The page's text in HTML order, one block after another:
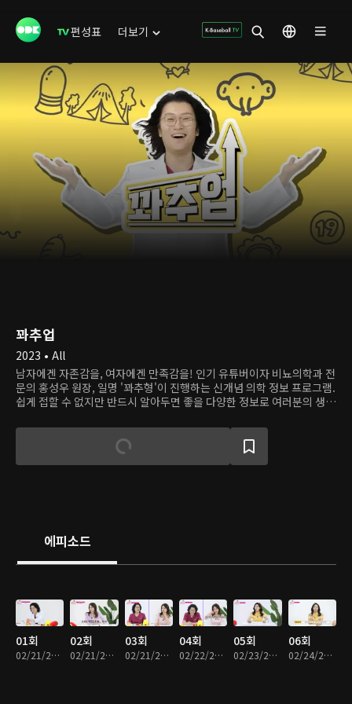
편성표 더보기
꽈추업
2023 • All
남자에겐 자존감을, 여자에겐 만족감을! 인기 유튜버이자 비뇨의학과 전
문의 홍성우 원장, 일명 '꽈추형'이 진행하는 신개념 의학 정보 프로그램.
쉽게 접할 수 없지만 반드시 알아두면 좋을 다양한 정보로 여러분의 생활
에피소드
01회
02/21/2023 • 14분
02회
02/21/2023 • 15분
03회
02/21/2023 • 15분
04회
02/22/2023 • 15분
05회
02/23/2023 • 15분
06회
02/24/2023 • 15분